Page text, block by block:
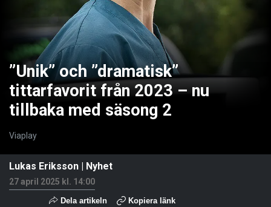
”Unik” och ”dramatisk”
tittarfavorit från 2023 – nu
tillbaka med säsong 2
Viaplay
Lukas Eriksson | Nyhet
27 april 2025 kl. 14:00
Dela artikeln Kopiera länk